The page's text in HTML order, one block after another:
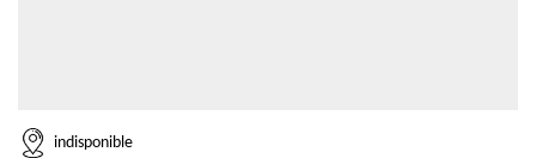
indisponible